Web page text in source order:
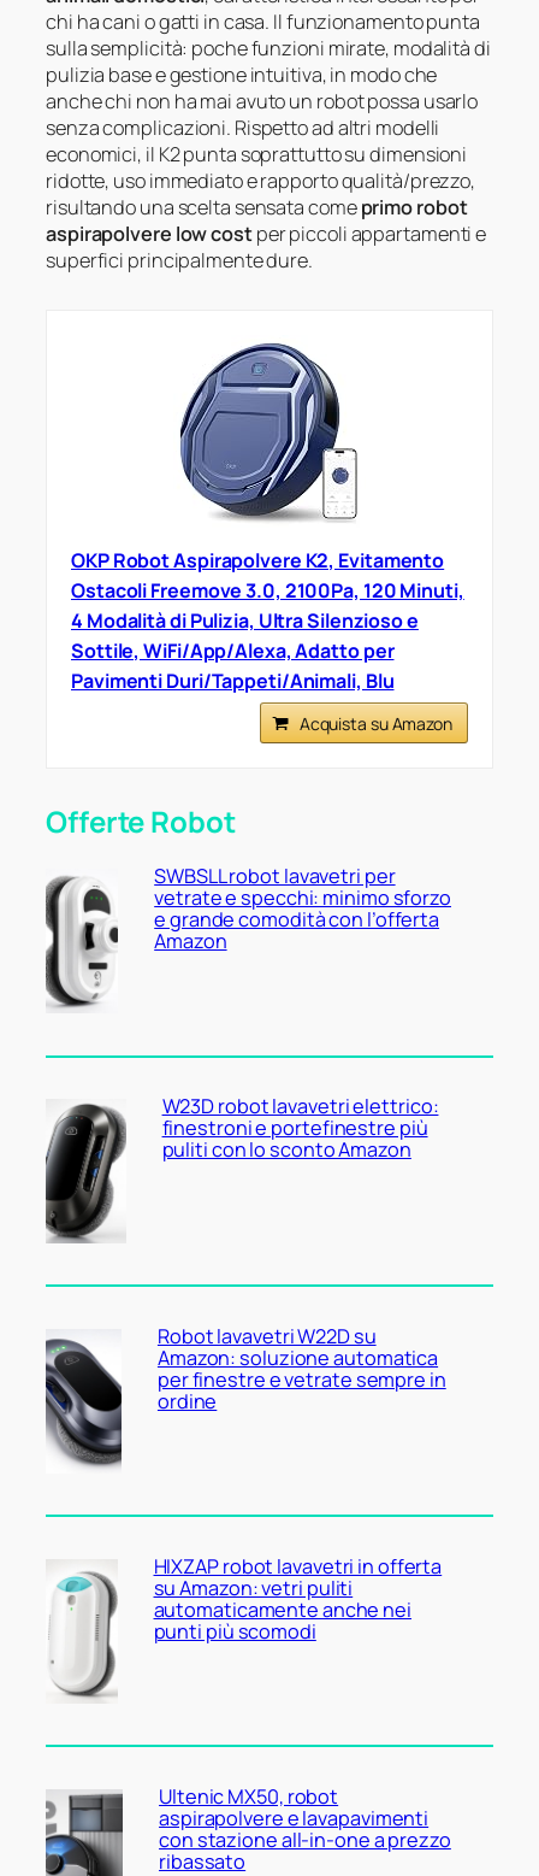
chi ha cani o gatti in casa. Il funzionamento punta
sulla semplicità: poche funzioni mirate, modalità di
pulizia base e gestione intuitiva, in modo che
anche chi non ha mai avuto un robot possa usarlo
senza complicazioni. Rispetto ad altri modelli
economici, il K2 punta soprattutto su dimensioni
ridotte, uso immediato e rapporto qualità/prezzo,
risultando una scelta sensata comeprimo robot
aspirapolvere low costper piccoli appartamenti e
superfici principalmente dure.
OKP Robot Aspirapolvere K2, Evitamento
Ostacoli Freemove 3.0, 2100Pa, 120 Minuti,
4 Modalità di Pulizia, Ultra Silenzioso e
Sottile, WiFi/App/Alexa, Adatto per
Pavimenti Duri/Tappeti/Animali, Blu
Acquista su Amazon
Offerte Robot
SWBSLL robot lavavetri per
vetrate e specchi: minimo sforzo
e grande comodità con l’offerta
Amazon
W23D robot lavavetri elettrico:
finestroni e portefinestre più
puliti con lo sconto Amazon
Robot lavavetri W22D su
Amazon: soluzione automatica
per finestre e vetrate sempre in
ordine
HIXZAP robot lavavetri in offerta
su Amazon: vetri puliti
automaticamente anche nei
punti più scomodi
Ultenic MX50, robot
aspirapolvere e lavapavimenti
con stazione all-in-one a prezzo
ribassato